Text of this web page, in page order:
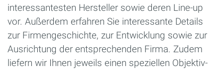
interessantesten Hersteller sowie deren Line-up
vor. Außerdem erfahren Sie interessante Details
zur Firmengeschichte, zur Entwicklung sowie zur
Ausrichtung der entsprechenden Firma. Zudem
liefern wir Ihnen jeweils einen speziellen Objektiv-